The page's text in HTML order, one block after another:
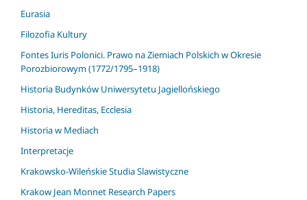
Eurasia
Filozofia Kultury
Fontes Iuris Polonici. Prawo na Ziemiach Polskich w Okresie
Porozbiorowym (1772/1795–1918)
Historia Budynków Uniwersytetu Jagiellońskiego
Historia, Hereditas, Ecclesia
Historia w Mediach
Interpretacje
Krakowsko-Wileńskie Studia Slawistyczne
Krakow Jean Monnet Research Papers